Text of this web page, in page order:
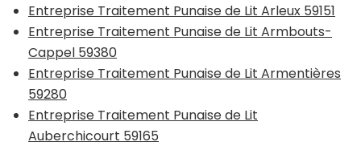
Entreprise Traitement Punaise de Lit Arleux 59151
Entreprise Traitement Punaise de Lit Armbouts-
Cappel 59380
Entreprise Traitement Punaise de Lit Armentières
59280
Entreprise Traitement Punaise de Lit
Auberchicourt 59165